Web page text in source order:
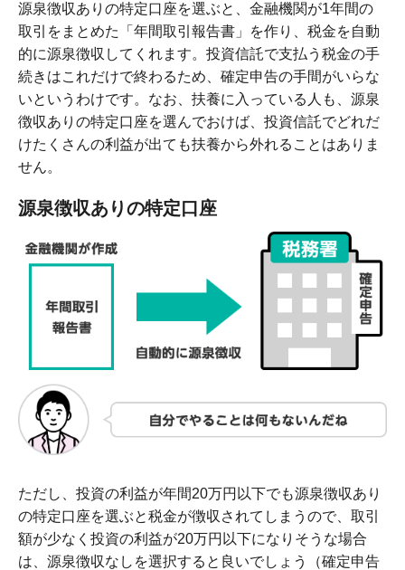
源泉徴収ありの特定口座を選ぶと、金融機関が1年間の
取引をまとめた「年間取引報告書」を作り、税金を自動
的に源泉徴収してくれます。投資信託で支払う税金の手
続きはこれだけで終わるため、確定申告の手間がいらな
いというわけです。なお、扶養に入っている人も、源泉
徴収ありの特定口座を選んでおけば、投資信託でどれだ
けたくさんの利益が出ても扶養から外れることはありま
せん。
源泉徴収ありの特定口座
ただし、投資の利益が年間20万円以下でも源泉徴収あり
の特定口座を選ぶと税金が徴収されてしまうので、取引
額が少なく投資の利益が20万円以下になりそうな場合
は、源泉徴収なしを選択すると良いでしょう（確定申告